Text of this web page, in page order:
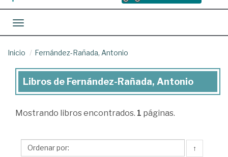
Toggle navigation
Inicio Fernández-Rañada, Antonio
Libros
Fernández-
Antonio
Libros de Fernández-Rañada, Antonio
Mostrando libros encontrados. 1 páginas.
↑